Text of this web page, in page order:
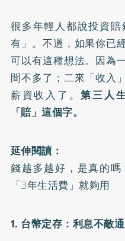
很多年輕人都說投資
有」。不過，如果你已
可以有這種想法。因為
間不多了；二來「收入
薪資收入了。第三人
「賠」這個字。
延伸閱讀：
錢越多越好，是真的
「3年生活費」就夠用
1. 台幣定存：利息不敵